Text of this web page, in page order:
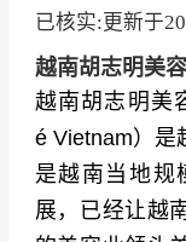
已核实:更新于
越南胡志明美
越南胡志明美
é Vietnam）是
是越南当地规
展，已经让越